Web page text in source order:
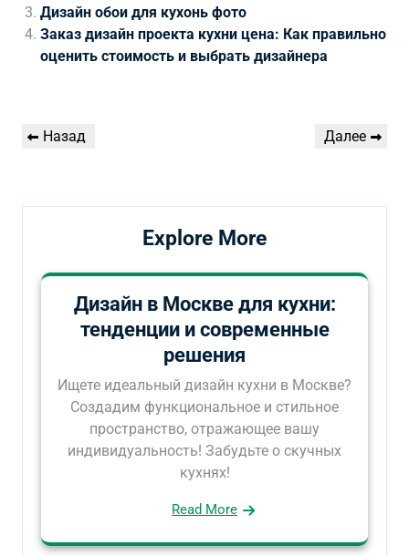
Дизайн обои для кухонь фото
Заказ дизайн проекта кухни цена: Как правильно
оценить стоимость и выбрать дизайнера
Навигация
Предыдущая
Назад
Следующая
Далее
Explore More
Дизайн в Москве для кухни:
тенденции и современные
решения
Ищете идеальный дизайн кухни в Москве?
Создадим функциональное и стильное
пространство, отражающее вашу
индивидуальность! Забудьте о скучных
кухнях!
Read More